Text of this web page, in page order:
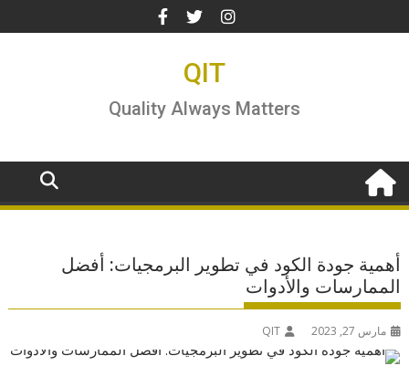
to
QIT
Quality Always Matters
أهمية جودة الكود في تطوير البرمجيات: أفضل
الممارسات والأدوات
مارس 27, 2023 QIT